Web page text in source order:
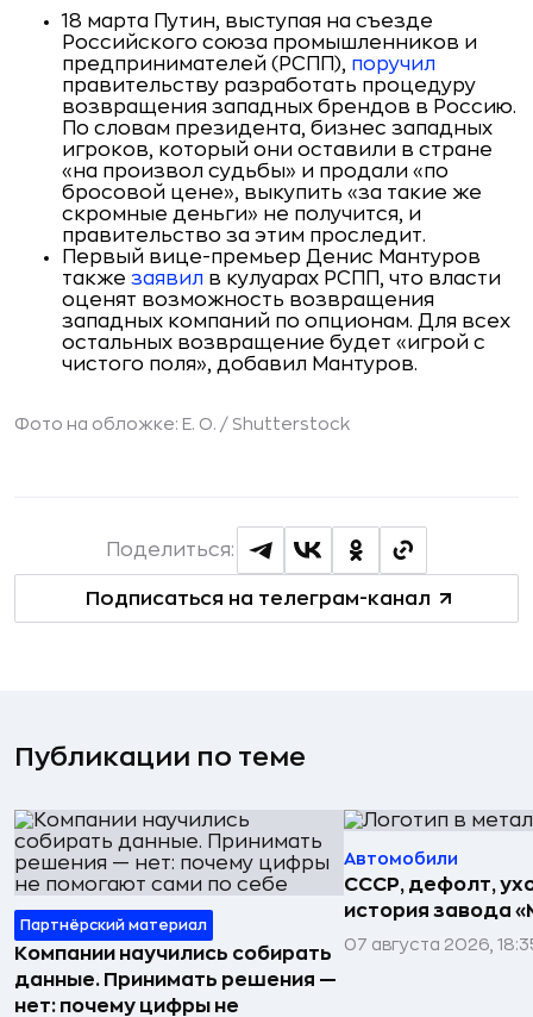
18 марта Путин, выступая на съезде
Российского союза промышленников и
предпринимателей (РСПП), поручил
правительству разработать процедуру
возвращения западных брендов в Россию.
По словам президента, бизнес западных
игроков, который они оставили в стране
«на произвол судьбы» и продали «по
бросовой цене», выкупить «за такие же
скромные деньги» не получится, и
правительство за этим проследит.
Первый вице-премьер Денис Мантуров
также заявил в кулуарах РСПП, что власти
оценят возможность возвращения
западных компаний по опционам. Для всех
остальных возвращение будет «игрой с
чистого поля», добавил Мантуров.
Фото на обложке: E. O. / Shutterstock
Подписаться на телеграм-канал
Поделиться:
Публикации по теме
Партнёрский материал
Компании научились собирать
данные. Принимать решения —
нет: почему цифры не
Автомобили
СССР, дефолт,
история завода
07 августа 2026,